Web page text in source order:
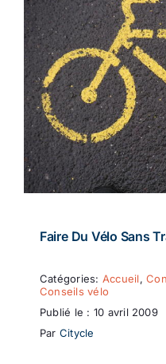
Faire Du Vélo Sans
Catégories: Accueil,
Conseils vélo
Publié le : 10 avril 2009
Par Citycle